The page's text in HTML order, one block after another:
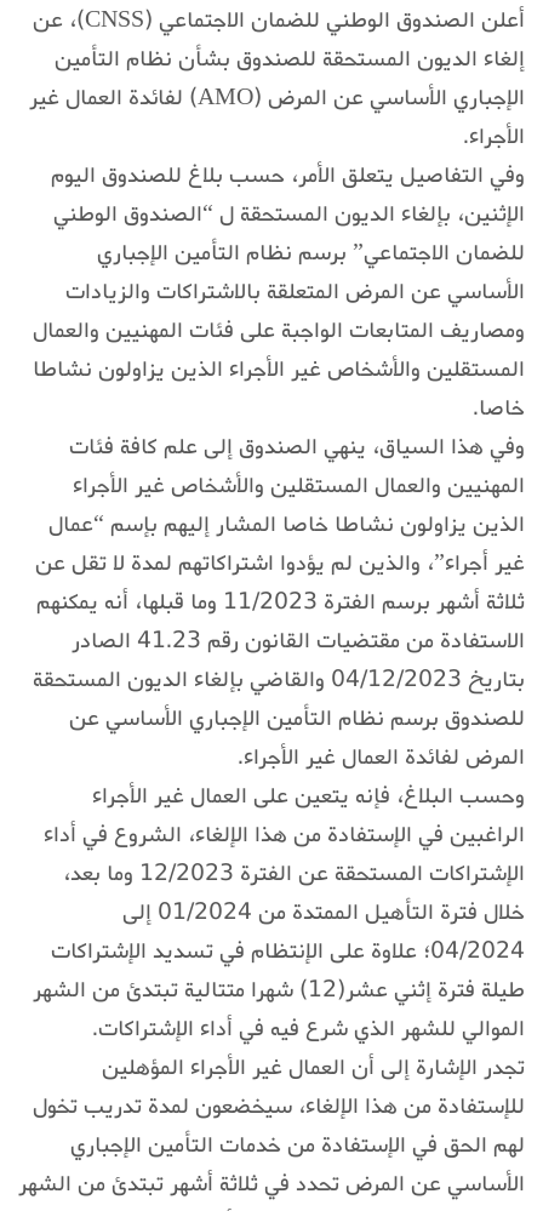
أعلن الصندوق الوطني للضمان الاجتماعي (CNSS)، عن
إلغاء الديون المستحقة للصندوق بشأن نظام التأمين
الإجباري الأساسي عن المرض (AMO) لفائدة العمال غير
الأجراء.
وفي التفاصيل يتعلق الأمر، حسب بلاغ للصندوق اليوم
الإثنين، بإلغاء الديون المستحقة ل “الصندوق الوطني
للضمان الاجتماعي” برسم نظام التأمين الإجباري
الأساسي عن المرض المتعلقة بالاشتراكات والزيادات
ومصاريف المتابعات الواجبة على فئات المهنيين والعمال
المستقلين والأشخاص غير الأجراء الذين يزاولون نشاطا
خاصا.
وفي هذا السياق، ينهي الصندوق إلى علم كافة فئات
المهنيين والعمال المستقلين والأشخاص غير الأجراء
الذين يزاولون نشاطا خاصا المشار إليهم بإسم “عمال
غير أجراء”، والذين لم يؤدوا اشتراكاتهم لمدة لا تقل عن
ثلاثة أشهر برسم الفترة 11/2023 وما قبلها، أنه يمكنهم
الاستفادة من مقتضيات القانون رقم 41.23 الصادر
بتاريخ 04/12/2023 والقاضي بإلغاء الديون المستحقة
للصندوق برسم نظام التأمين الإجباري الأساسي عن
المرض لفائدة العمال غير الأجراء.
وحسب البلاغ، فإنه يتعين على العمال غير الأجراء
الراغبين في الإستفادة من هذا الإلغاء، الشروع في أداء
الإشتراكات المستحقة عن الفترة 12/2023 وما بعد،
خلال فترة التأهيل الممتدة من 01/2024 إلى
04/2024؛ علاوة على الإنتظام في تسديد الإشتراكات
طيلة فترة إثني عشر(12) شهرا متتالية تبتدئ من الشهر
الموالي للشهر الذي شرع فيه في أداء الإشتراكات.
تجدر الإشارة إلى أن العمال غير الأجراء المؤهلين
للإستفادة من هذا الإلغاء، سيخضعون لمدة تدريب تخول
لهم الحق في الإستفادة من خدمات التأمين الإجباري
الأساسي عن المرض تحدد في ثلاثة أشهر تبتدئ من الشهر